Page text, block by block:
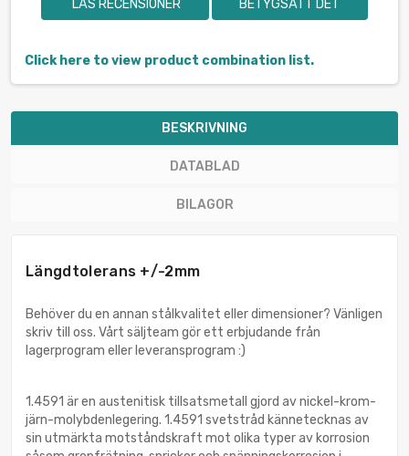
LÄS RECENSIONER BETYGSÄTT DET
Click here to view product combination list.
BESKRIVNING
DATABLAD
BILAGOR
Längdtolerans +/-2mm
Behöver du en annan stålkvalitet eller dimensioner? Vänligen
skriv till oss. Vårt säljteam gör ett erbjudande från
lagerprogram eller leveransprogram :)
1.4591 är en austenitisk tillsatsmetall gjord av nickel-krom-
järn-molybdenlegering. 1.4591 svetstråd kännetecknas av
sin utmärkta motståndskraft mot olika typer av korrosion